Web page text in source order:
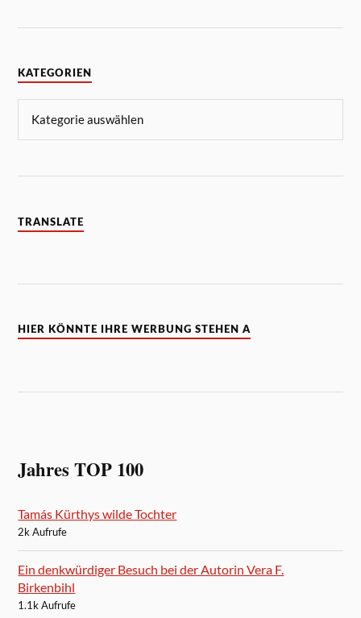
KATEGORIEN
TRANSLATE
HIER KÖNNTE IHRE WERBUNG STEHEN A
Jahres TOP 100
Tamás Kürthys wilde Tochter
2k Aufrufe
Ein denkwürdiger Besuch bei der Autorin Vera F.
Birkenbihl
1.1k Aufrufe